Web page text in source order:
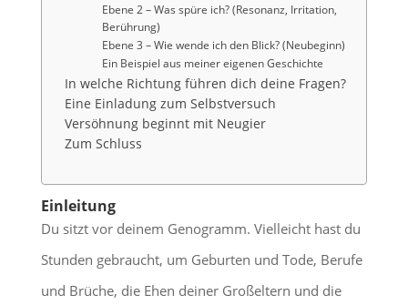
Ebene 2 – Was spüre ich? (Resonanz, Irritation,
Berührung)
Ebene 3 – Wie wende ich den Blick? (Neubeginn)
Ein Beispiel aus meiner eigenen Geschichte
In welche Richtung führen dich deine Fragen?
Eine Einladung zum Selbstversuch
Versöhnung beginnt mit Neugier
Zum Schluss
Einleitung
Du sitzt vor deinem Genogramm. Vielleicht hast du
Stunden gebraucht, um Geburten und Tode, Berufe
und Brüche, die Ehen deiner Großeltern und die